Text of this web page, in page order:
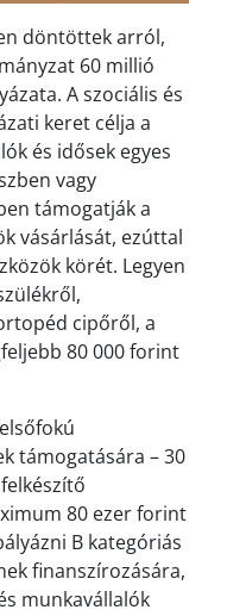
döntöttek arról,
60 millió
A szociális és
keret célja a
és idősek egyes
vagy
támogatják a
vásárlását, ezúttal
körét. Legyen
cipőről, a
80 000 forint
támogatására – 30
80 ezer forint
B kategóriás
finanszírozására,
munkavállalók